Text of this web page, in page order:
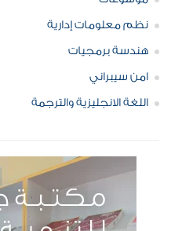
نظم معلومات إدارية
هندسة برمجيات
امن سيبراني
اللغة الانجليزية والترجمة